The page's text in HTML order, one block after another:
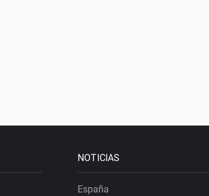
NOTICIAS
España